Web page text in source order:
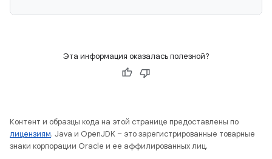
Эта информация оказалась полезной?
Контент и образцы кода на этой странице предоставлены по
лицензиям. Java и OpenJDK – это зарегистрированные товарные
знаки корпорации Oracle и ее аффилированных лиц.